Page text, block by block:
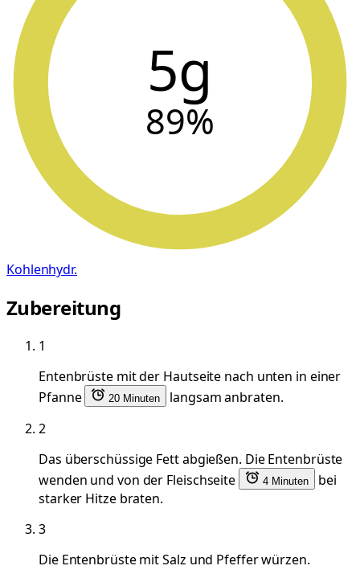
5g
89%
Kohlenhydr.
Zubereitung
1
Entenbrüste mit der Hautseite nach unten in einer
Pfanne
20 Minuten
langsam anbraten.
2
Das überschüssige Fett abgießen. Die Entenbrüste
wenden und von der Fleischseite
4 Minuten
bei
starker Hitze braten.
3
Die Entenbrüste mit Salz und Pfeffer würzen.